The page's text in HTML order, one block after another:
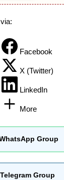
Facebook
X (Twitter)
LinkedIn
More
Group
Telegram Group